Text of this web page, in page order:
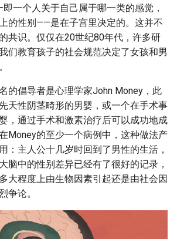
一个人关于自己属于哪一类的感觉，
的性别——是在子宫里决定的。这并不
共识。仅仅在20世纪80年代，许多研
们教育孩子的社会规范决定了女孩和男
的倡导者是心理学家John Money，此
天性阴茎畸形的男婴，或一个在手术事
，通过手术和激素治疗后可以成功地成
Money的至少一个病例中，这种做法产
：主人公十几岁时回到了男性的生活，
脑中的性别差异已经有了很好的记录，
大程度上由生物因素引起还是由社会因
争论。